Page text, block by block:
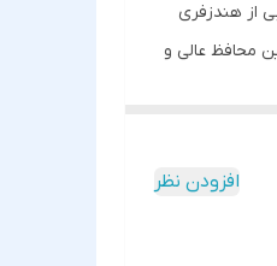
از هندزفری
محافظ عالی و
افزودن نظر